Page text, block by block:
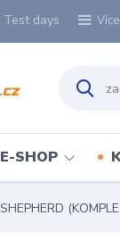
days Více
E-SHOP